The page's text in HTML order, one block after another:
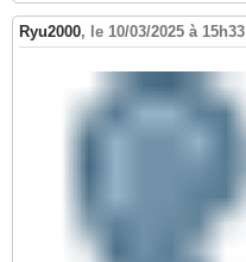
Ryu2000, le 10/03/2025 à 15h33